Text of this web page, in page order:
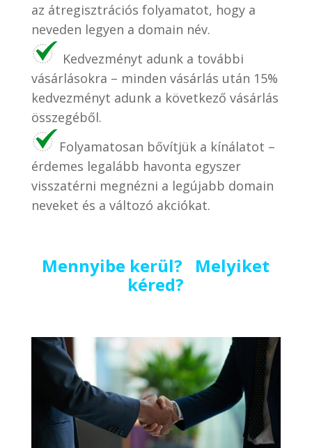
az átregisztrációs folyamatot, hogy a
neveden legyen a domain név.
Kedvezményt adunk a további
vásárlásokra – minden vásárlás után 15%
kedvezményt adunk a következő vásárlás
összegéből.
Folyamatosan bővítjük a kínálatot –
érdemes legalább havonta egyszer
visszatérni megnézni a legújabb domain
neveket és a változó akciókat.
Mennyibe kerül? Melyiket
kéred?